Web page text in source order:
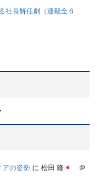
社長解任劇（連載全６
アの姿勢 に 松田 隆
＠